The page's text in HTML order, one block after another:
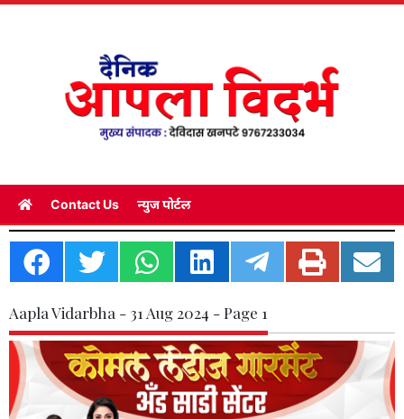
Contact Us न्युज पोर्टल
Aapla Vidarbha - 31 Aug 2024 - Page 1